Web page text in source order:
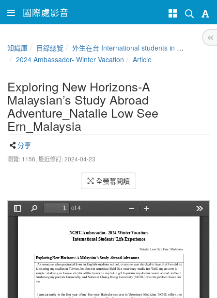
國際處影音
知識庫 目錄總覽
外生在台 International students in Taiwan
2024 Ambassador- Winter Vacation
Article
Exploring New Horizons-A
Malaysian’s Study Abroad
Adventure_Natalie Low See
Ern_Malaysia
分享
瀏覽: 1156, 最近修訂: 2024-04-23
全螢幕閱讀